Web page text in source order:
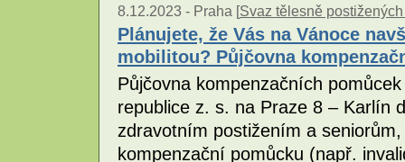
8.12.2023 - Praha [Svaz tělesně
Plánujete, že Vás na Vánoce
mobilitou? Půjčovna
Půjčovna kompenzačních
republice z. s. na Praze 8 – Karlín
zdravotním postižením a
kompenzační pomůcku (např.